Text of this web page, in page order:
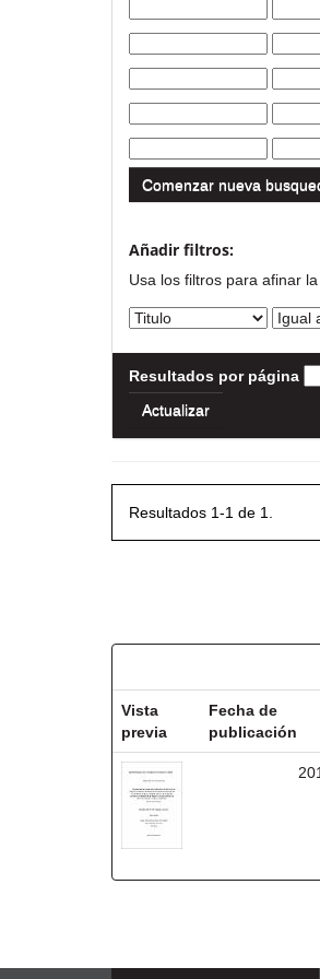
Comenzar nueva
Añadir filtros:
Usa los filtros para afinar la
Resultados por página
Resultados 1-1 de 1.
Vista
previa
Fecha de
publicación